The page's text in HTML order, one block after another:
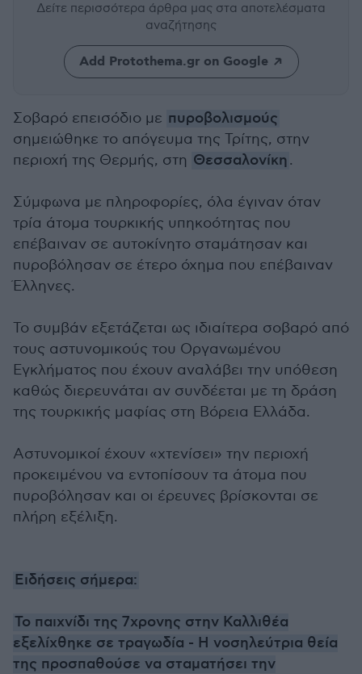
Δείτε περισσότερα άρθρα μας στα αποτελέσματα
αναζήτησης
Add Protothema.gr on Google
Σοβαρό επεισόδιο με πυροβολισμούς
σημειώθηκε το απόγευμα της Τρίτης, στην
περιοχή της Θερμής, στη Θεσσαλονίκη.
Σύμφωνα με πληροφορίες, όλα έγιναν όταν
τρία άτομα τουρκικής υπηκοότητας που
επέβαιναν σε αυτοκίνητο σταμάτησαν και
πυροβόλησαν σε έτερο όχημα που επέβαιναν
Έλληνες.
Το συμβάν εξετάζεται ως ιδιαίτερα σοβαρό από
τους αστυνομικούς του Οργανωμένου
Εγκλήματος που έχουν αναλάβει την υπόθεση
καθώς διερευνάται αν συνδέεται με τη δράση
της τουρκικής μαφίας στη Βόρεια Ελλάδα.
Αστυνομικοί έχουν «χτενίσει» την περιοχή
προκειμένου να εντοπίσουν τα άτομα που
πυροβόλησαν και οι έρευνες βρίσκονται σε
πλήρη εξέλιξη.
Ειδήσεις σήμερα:
Το παιχνίδι της 7χρονης στην Καλλιθέα
εξελίχθηκε σε τραγωδία - Η νοσηλεύτρια θεία
της προσπαθούσε να σταματήσει την